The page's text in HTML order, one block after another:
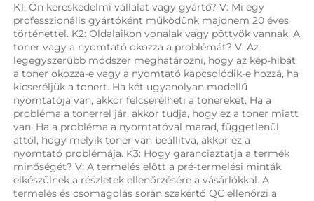
K1: Ön kereskedelmi vállalat vagy gyártó? V: Mi egy
professzionális gyártóként működünk majdnem 20 éves
történettel. K2: Oldalaikon vonalak vagy pöttyök vannak. A
toner vagy a nyomtató okozza a problémát? V: Az
legegyszerűbb módszer meghatározni, hogy az kép-hibát
a toner okozza-e vagy a nyomtató kapcsolódik-e hozzá, ha
kicseréljük a tonert. Ha két ugyanolyan modellű
nyomtatója van, akkor felcserélheti a tonereket. Ha a
probléma a tonerrel jár, akkor tudja, hogy ez a toner miatt
van. Ha a probléma a nyomtatóval marad, függetlenül
attól, hogy melyik toner van beállítva, akkor ez a
nyomtató problémája. K3: Hogy garanciaztatja a termék
minőségét? V: A termelés előtt a pré-termelési minták
elkészülnek a részletek ellenőrzésére a vásárlókkal. A
termelés és csomagolás során szakértő QC ellenőrzi a